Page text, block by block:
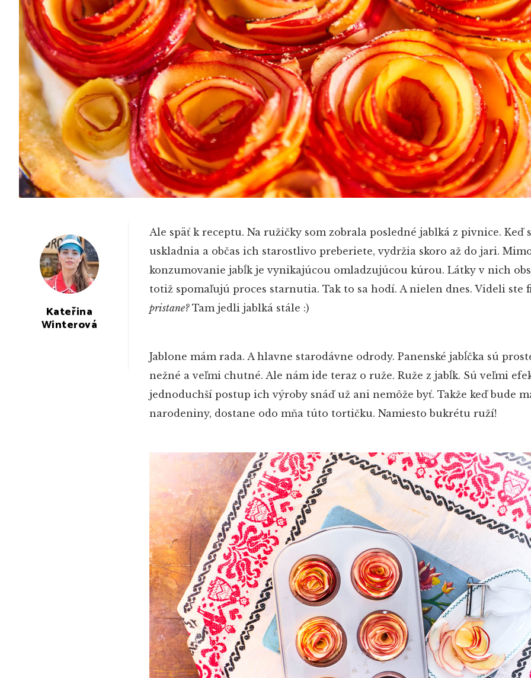
Kateřina
Winterová
Ale späť k receptu. Na ružičky som zobrala posledné jablká z pivnice. Keď
uskladnia a občas ich starostlivo preberiete, vydržia skoro až do jari.
konzumovanie jabĺk je vynikajúcou omladzujúcou kúrou. Látky v nich
totiž spomaľujú proces starnutia. Tak to sa hodí. A nielen dnes. Videli ste
pristane?Tam jedli jablká stále :)
Jablone mám rada. A hlavne starodávne odrody. Panenské jabĺčka sú
nežné a veľmi chutné. Ale nám ide teraz o ruže. Ruže z jabĺk. Sú veľmi
jednoduchší postup ich výroby snáď už ani nemôže byť. Takže keď bude
narodeniny, dostane odo mňa túto tortičku. Namiesto bukrétu ruží!